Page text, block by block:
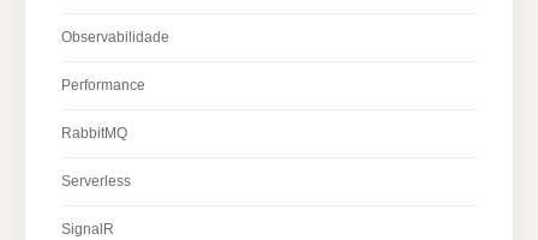
Observabilidade
Performance
RabbitMQ
Serverless
SignalR